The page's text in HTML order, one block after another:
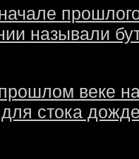
называли
веке
для стока